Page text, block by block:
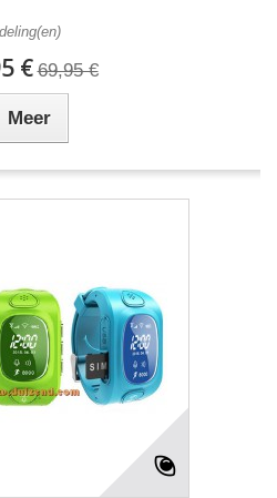
€ 69,95 €
Meer